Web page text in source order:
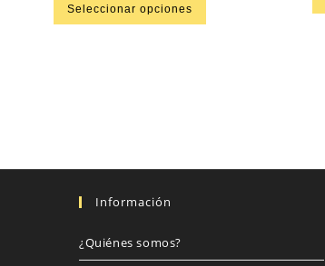
Seleccionar opciones
Información
¿Quiénes somos?